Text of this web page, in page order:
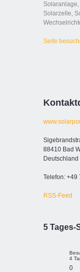
Solaranlage,
Solarzelle,
Seite
88410 Bad
Deutschland
Telefon: +49
RSS-Feed
5 Tages-
4
0